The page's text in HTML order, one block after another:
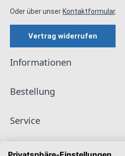
Oder über unserKontaktformular.
Vertrag widerrufen
Informationen
Bestellung
Service
Unternehmen